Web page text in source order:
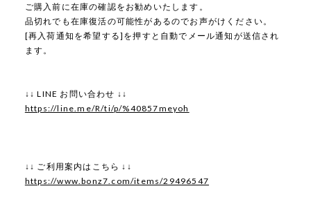
ご購入前に在庫の確認をお勧めいたします。
品切れでも在庫復活の可能性があるのでお声がけください。
[再入荷通知を希望する]を押すと自動でメール通知が送信され
ます。
↓↓ LINE お問い合わせ ↓↓
https://line.me/R/ti/p/%40857meyoh
↓↓ ご利用案内はこちら ↓↓
https://www.bonz7.com/items/29496547